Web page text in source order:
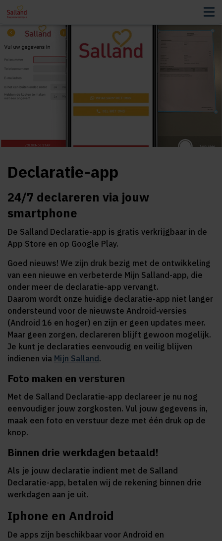
voor
Declaratie-app
24/7 declareren via jouw
smartphone
De Salland Declaratie-app is gratis verkrijgbaar in de
App Store en op Google Play.
Goed nieuws! We zijn druk bezig met de ontwikkeling
van een nieuwe en verbeterde Mijn Salland-app, die
onder meer de declaratie-app vervangt.
Daarom wordt onze huidige declaratie-app niet langer
ondersteund voor de nieuwste Android-versies
(Android 16 en hoger) en zijn er geen updates meer.
Maar geen zorgen, declareren blijft gewoon mogelijk.
Je kunt je declaraties eenvoudig en veilig blijven
indienen via Mijn Salland .
Foto maken en versturen
Met de Salland Declaratie-app declareer je nu nog
eenvoudiger jouw zorgkosten. Vul jouw gegevens in,
maak een foto en verstuur deze met één druk op de
knop.
Binnen drie werkdagen betaald!
Als je jouw declaratie indient met de Salland
Declaratie-app, betalen wij de rekening binnen drie
werkdagen aan je uit.
Iphone en Android
De apps zijn beschikbaar voor Android en